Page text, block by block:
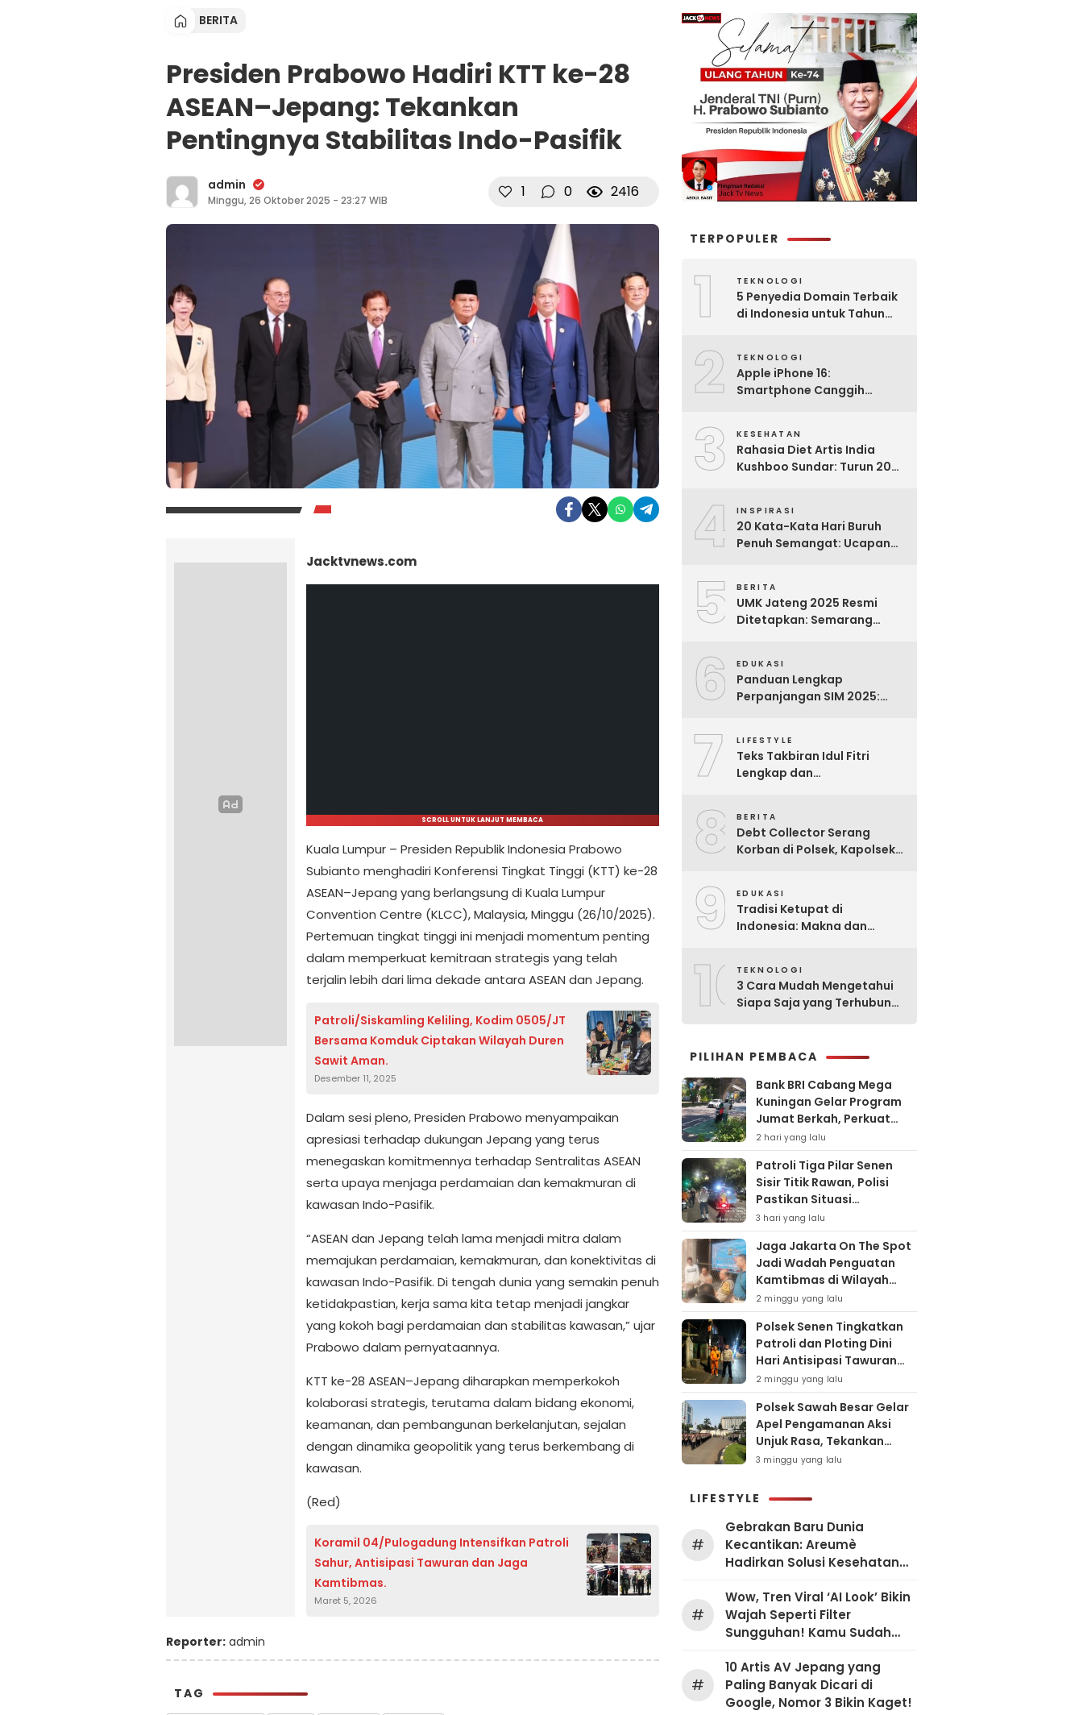
BERITA
Presiden Prabowo Hadiri KTT ke-28
ASEAN–Jepang: Tekankan
Pentingnya Stabilitas Indo-Pasifik
admin
Minggu, 26 Oktober 2025 - 23:27 WIB 1 0 2416
Jacktvnews.com
SCROLL UNTUK LANJUT MEMBACA
Kuala Lumpur – Presiden Republik Indonesia Prabowo
Subianto menghadiri Konferensi Tingkat Tinggi (KTT) ke-28
ASEAN–Jepang yang berlangsung di Kuala Lumpur
Convention Centre (KLCC), Malaysia, Minggu (26/10/2025).
Pertemuan tingkat tinggi ini menjadi momentum penting
dalam memperkuat kemitraan strategis yang telah
terjalin lebih dari lima dekade antara ASEAN dan Jepang.
Patroli/Siskamling Keliling, Kodim 0505/JT
Bersama Komduk Ciptakan Wilayah Duren
Sawit Aman.
Desember 11, 2025
Dalam sesi pleno, Presiden Prabowo menyampaikan
apresiasi terhadap dukungan Jepang yang terus
menegaskan komitmennya terhadap Sentralitas ASEAN
serta upaya menjaga perdamaian dan kemakmuran di
kawasan Indo-Pasifik.
“ASEAN dan Jepang telah lama menjadi mitra dalam
memajukan perdamaian, kemakmuran, dan konektivitas di
kawasan Indo-Pasifik. Di tengah dunia yang semakin penuh
ketidakpastian, kerja sama kita tetap menjadi jangkar
yang kokoh bagi perdamaian dan stabilitas kawasan,” ujar
Prabowo dalam pernyataannya.
KTT ke-28 ASEAN–Jepang diharapkan memperkokoh
kolaborasi strategis, terutama dalam bidang ekonomi,
keamanan, dan pembangunan berkelanjutan, sejalan
dengan dinamika geopolitik yang terus berkembang di
kawasan.
(Red)
Koramil 04/Pulogadung Intensifkan Patroli
Sahur, Antisipasi Tawuran dan Jaga
Kamtibmas.
Maret 5, 2026
Reporter: admin
TAG
TERPOPULER
1 TEKNOLOGI
5 Penyedia Domain Terbaik
di Indonesia untuk Tahun
2 TEKNOLOGI
Apple iPhone 16:
Smartphone Canggih
3 KESEHATAN
Rahasia Diet Artis India
Kushboo Sundar: Turun 20
4 INSPIRASI
20 Kata-Kata Hari Buruh
Penuh Semangat: Ucapan
5 BERITA
UMK Jateng 2025 Resmi
Ditetapkan: Semarang
6 EDUKASI
Panduan Lengkap
Perpanjangan SIM 2025:
7 LIFESTYLE
Teks Takbiran Idul Fitri
Lengkap dan
8 BERITA
Debt Collector Serang
Korban di Polsek, Kapolsek
9 EDUKASI
Tradisi Ketupat di
Indonesia: Makna dan
10TEKNOLOGI
3 Cara Mudah Mengetahui
Siapa Saja yang Terhubung
PILIHAN PEMBACA
Bank BRI Cabang Mega
Kuningan Gelar Program
Jumat Berkah, Perkuat
Komitmen untuk Saling
Berbagai
2 hari yang lalu
Patroli Tiga Pilar Senen
Sisir Titik Rawan, Polisi
Pastikan Situasi
Kamtibmas Kondusif
3 hari yang lalu
Jaga Jakarta On The Spot
Jadi Wadah Penguatan
Kamtibmas di Wilayah
Kampung Bali
2 minggu yang lalu
Polsek Senen Tingkatkan
Patroli dan Ploting Dini
Hari Antisipasi Tawuran
serta Gangguan
Kamtibmas
2 minggu yang lalu
Polsek Sawah Besar Gelar
Apel Pengamanan Aksi
Unjuk Rasa, Tekankan
Pelayanan Humanis dan
3 minggu yang lalu
LIFESTYLE
#
Gebrakan Baru Dunia
Kecantikan: Areumè
Hadirkan Solusi Kesehatan
#
Wow, Tren Viral ‘AI Look’ Bikin
Wajah Seperti Filter
Sungguhan! Kamu Sudah
#
10 Artis AV Jepang yang
Paling Banyak Dicari di
Google, Nomor 3 Bikin Kaget!